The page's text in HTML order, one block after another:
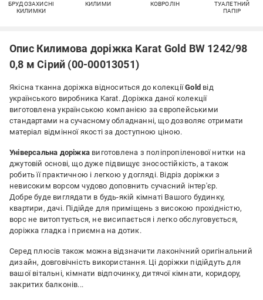
БРУДОЗАХИСНІ
КИЛИМКИ
КИЛИМИ КОВРОЛІН
ТУАЛЕТНИЙ
ПАПІР
Опис Килимова доріжка Karat Gold BW 1242/98
0,8 м Сірий (00-00013051)
Якісна тканна доріжка відноситься до колекціїGold від
українського виробника Karat. Доріжка даної колекції
виготовлена українською компанією за європейськими
стандартами на сучасному обладнанні, що дозволяє отримати
матеріал відмінної якості за доступною ціною.
Універсальна доріжка виготовлена з поліпропіленової нитки на
джутовій основі, що дуже підвищує зносостійкість, а також
робить її практичною і легкою у догляді. Відріз доріжки з
невисоким ворсом чудово доповнить сучасний інтер'єр.
Добре буде виглядати в будь-якій кімнаті Вашого будинку,
квартири, дачі. Підійде для приміщень з високою прохідністю,
ворс не витоптується, не висипається і легко обслуговується,
доріжка гладка і приємна на дотик.
Серед плюсів також можна відзначити лаконічний оригінальний
дизайн, довговічність використання. Ці доріжки підійдуть для
вашої вітальні, кімнати відпочинку, дитячої кімнати, коридору,
закритих балконів...